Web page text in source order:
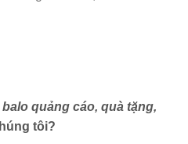
balo quảng cáo, quà tặng,
tôi?